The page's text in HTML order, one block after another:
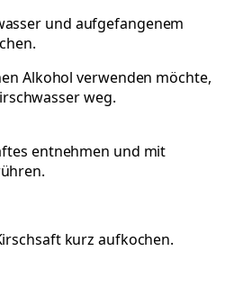
und aufgefangenem
Alkohol verwenden möchte,
weg.
entnehmen und mit
kurz aufkochen.